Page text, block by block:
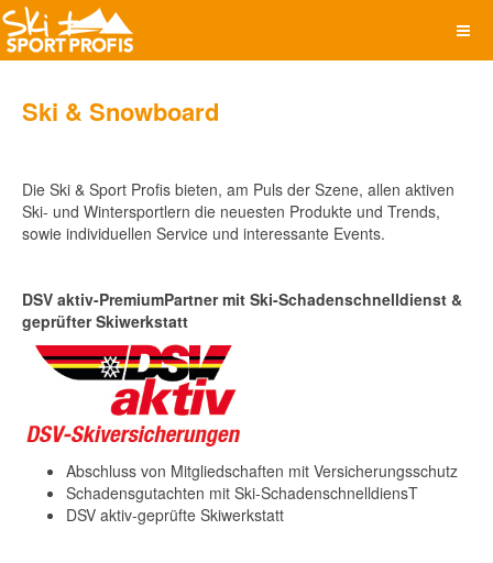
Ski & Snowboard
Die Ski & Sport Profis bieten, am Puls der Szene, allen aktiven
Ski- und Wintersportlern die neuesten Produkte und Trends,
sowie individuellen Service und interessante Events.
DSV aktiv-PremiumPartner mit Ski-Schadenschnelldienst &
geprüfter Skiwerkstatt
Abschluss von Mitgliedschaften mit Versicherungsschutz
Schadensgutachten mit Ski-SchadenschnelldiensT
DSV aktiv-geprüfte Skiwerkstatt